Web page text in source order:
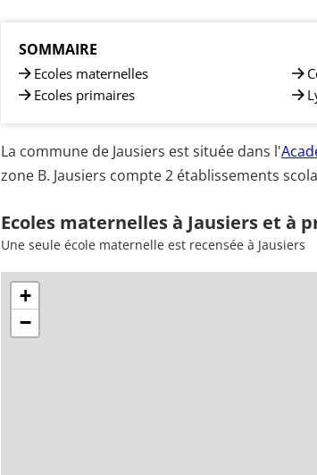
SOMMAIRE
Ecoles maternelles
Ecoles primaires
La commune de Jausiers est située dans l'
zone B. Jausiers compte 2 établissements
Ecoles maternelles à Jausiers et à
Une seule école maternelle est recensée à Jausiers
+
−